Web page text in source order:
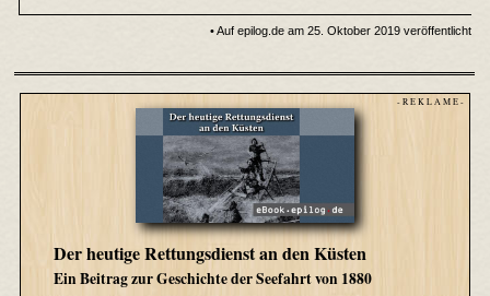
• Auf epilog.de am 25. Oktober 2019 veröffentlicht
- R E K L A M E -
Der heutige Rettungsdienst an den Küsten
Ein Beitrag zur Geschichte der Seefahrt von 1880